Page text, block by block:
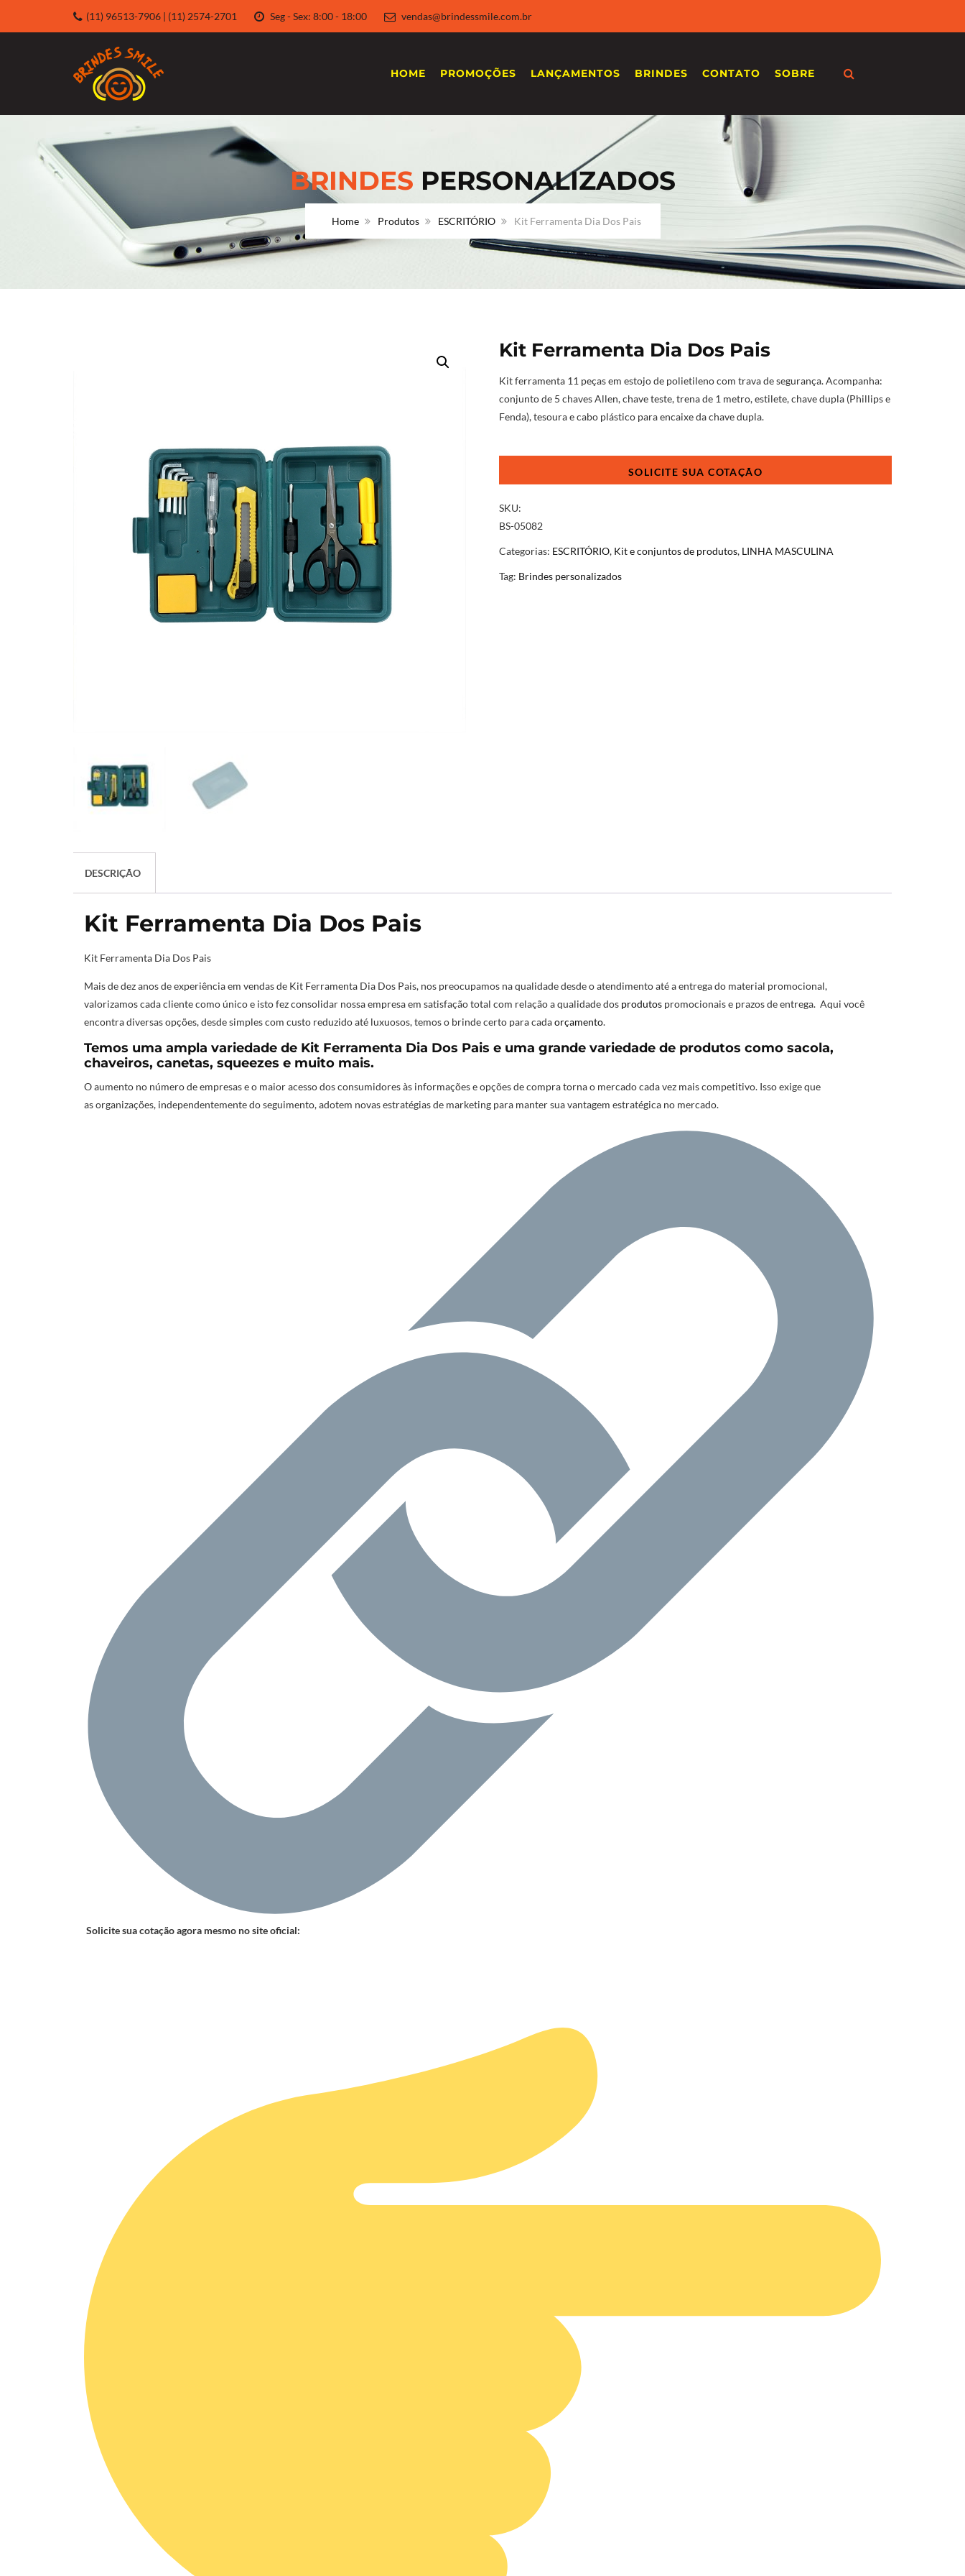
(11) 96513-7906 | (11) 2574-2701 Seg - Sex: 8:00 - 18:00 vendas@brindessmile.com.br
HOME PROMOÇÕES LANÇAMENTOS BRINDES CONTATO SOBRE
BRINDES PERSONALIZADOS
Home Produtos ESCRITÓRIO Kit Ferramenta Dia Dos Pais
Kit Ferramenta Dia Dos Pais
Kit ferramenta 11 peças em estojo de polietileno com trava de segurança. Acompanha:
conjunto de 5 chaves Allen, chave teste, trena de 1 metro, estilete, chave dupla (Phillips e
Fenda), tesoura e cabo plástico para encaixe da chave dupla.
Pais
quantidade
SKU:
BS-05082
Categorias: ESCRITÓRIO, Kit e conjuntos de produtos, LINHA MASCULINA
Tag: Brindes personalizados
DESCRIÇÃO
Kit Ferramenta Dia Dos Pais
Kit Ferramenta Dia Dos Pais
Mais de dez anos de experiência em vendas de Kit Ferramenta Dia Dos Pais, nos preocupamos na qualidade desde o atendimento até a entrega do material promocional,
valorizamos cada cliente como único e isto fez consolidar nossa empresa em satisfação total com relação a qualidade dos produtos promocionais e prazos de entrega. Aqui você
encontra diversas opções, desde simples com custo reduzido até luxuosos, temos o brinde certo para cadaorçamento.
Temos uma ampla variedade de Kit Ferramenta Dia Dos Pais e uma grande variedade de produtos como sacola,
chaveiros, canetas, squeezes e muito mais.
O aumento no número de empresas e o maior acesso dos consumidores às informações e opções de compra torna o mercado cada vez mais competitivo. Isso exige que
as organizações, independentemente do seguimento, adotem novas estratégias de marketing para manter sua vantagem estratégica no mercado.
Solicite sua cotação agora mesmo no site oficial: